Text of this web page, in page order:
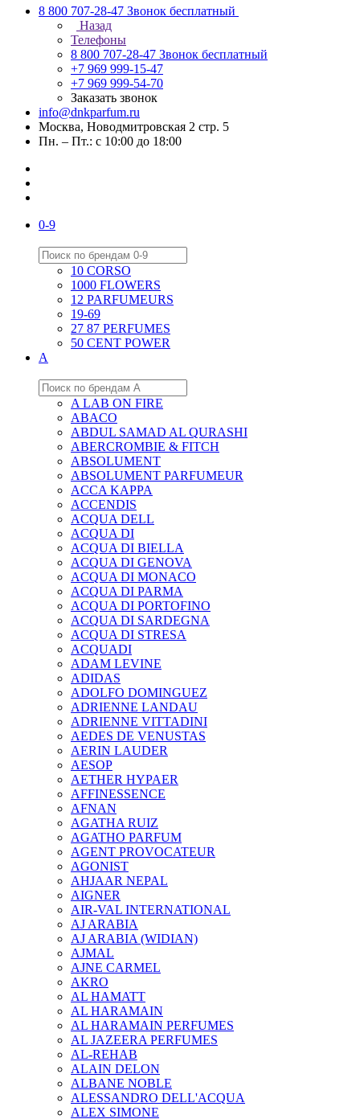
8 800 707-28-47 Звонок бесплатный
Назад
Телефоны
8 800 707-28-47 Звонок бесплатный
+7 969 999-15-47
+7 969 999-54-70
Заказать звонок
info@dnkparfum.ru
Москва, Новодмитровская 2 стр. 5
Пн. – Пт.: с 10:00 до 18:00
0-9
10 CORSO
1000 FLOWERS
12 PARFUMEURS
19-69
27 87 PERFUMES
50 CENT POWER
A
A LAB ON FIRE
ABACO
ABDUL SAMAD AL QURASHI
ABERCROMBIE & FITCH
ABSOLUMENT
ABSOLUMENT PARFUMEUR
ACCA KAPPA
ACCENDIS
ACQUA DELL
ACQUA DI
ACQUA DI BIELLA
ACQUA DI GENOVA
ACQUA DI MONACO
ACQUA DI PARMA
ACQUA DI PORTOFINO
ACQUA DI SARDEGNA
ACQUA DI STRESA
ACQUADI
ADAM LEVINE
ADIDAS
ADOLFO DOMINGUEZ
ADRIENNE LANDAU
ADRIENNE VITTADINI
AEDES DE VENUSTAS
AERIN LAUDER
AESOP
AETHER HYPAER
AFFINESSENCE
AFNAN
AGATHA RUIZ
AGATHO PARFUM
AGENT PROVOCATEUR
AGONIST
AHJAAR NEPAL
AIGNER
AIR-VAL INTERNATIONAL
AJ ARABIA
AJ ARABIA (WIDIAN)
AJMAL
AJNE CARMEL
AKRO
AL HAMATT
AL HARAMAIN
AL HARAMAIN PERFUMES
AL JAZEERA PERFUMES
AL-REHAB
ALAIN DELON
ALBANE NOBLE
ALESSANDRO DELL'ACQUA
ALEX SIMONE